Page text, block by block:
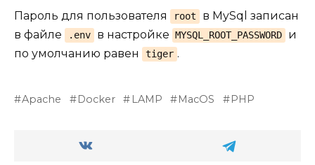
Пароль для пользователя root
в MySql записан
в файле
.env в настройке MYSQL_ROOT_PASSWORD
и
по умолчанию равен
tiger .
Apache Docker LAMP MacOS PHP